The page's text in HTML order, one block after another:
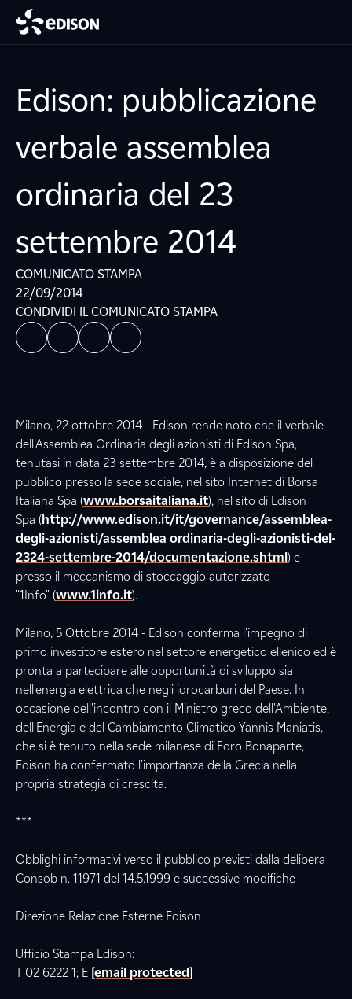
Edison: pubblicazione
verbale assemblea
ordinaria del 23
settembre 2014
COMUNICATO STAMPA
22/09/2014
CONDIVIDI IL COMUNICATO STAMPA
Milano, 22 ottobre 2014 - Edison rende noto che il verbale
dell'Assemblea Ordinaria degli azionisti di Edison Spa,
tenutasi in data 23 settembre 2014, è a disposizione del
pubblico presso la sede sociale, nel sito Internet di Borsa
Italiana Spa (www.borsaitaliana.it), nel sito di Edison
Spa (http://www.edison.it/it/governance/assemblea-
degli-azionisti/assemblea ordinaria-degli-azionisti-del-
2324-settembre-2014/documentazione.shtml) e
presso il meccanismo di stoccaggio autorizzato
"1Info" (www.1info.it).
Milano, 5 Ottobre 2014 - Edison conferma l'impegno di
primo investitore estero nel settore energetico ellenico ed è
pronta a partecipare alle opportunità di sviluppo sia
nell'energia elettrica che negli idrocarburi del Paese. In
occasione dell'incontro con il Ministro greco dell'Ambiente,
dell'Energia e del Cambiamento Climatico Yannis Maniatis,
che si è tenuto nella sede milanese di Foro Bonaparte,
Edison ha confermato l'importanza della Grecia nella
propria strategia di crescita.
***
Obblighi informativi verso il pubblico previsti dalla delibera
Consob n. 11971 del 14.5.1999 e successive modifiche
Direzione Relazione Esterne Edison
Ufficio Stampa Edison:
T 02 6222 1; E [email protected]